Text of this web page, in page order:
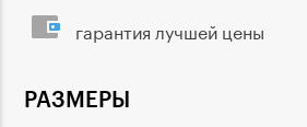
РАЗМЕРЫ
гарантия лучшей цены